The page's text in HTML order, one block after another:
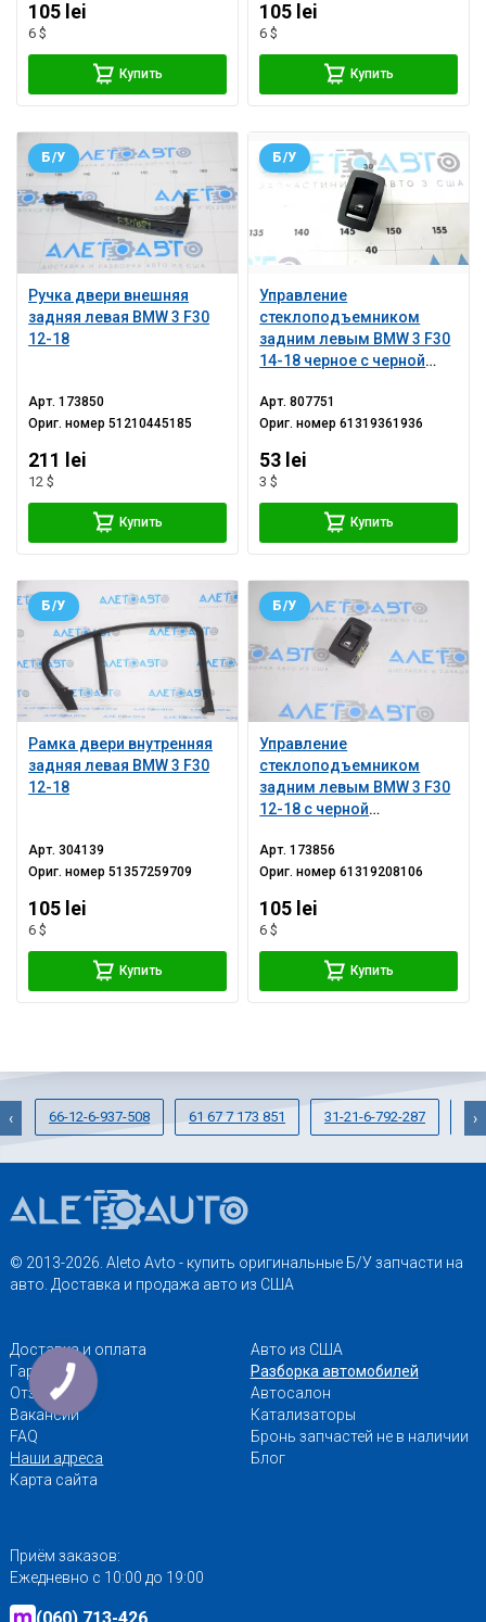
105 lei
6 $
Купить
105 lei
6 $
Купить
Ручка двери внешняя
задняя левая BMW 3 F30
12-18
Б/У
Арт.173850
Ориг. номер51210445185
211 lei
12 $
Купить
Управление
стеклоподъемником
задним левым BMW 3 F30
14-18 черное с черной
Б/У
Арт.807751
Ориг. номер61319361936
53 lei
3 $
Купить
Рамка двери внутренняя
задняя левая BMW 3 F30
12-18
Б/У
Арт.304139
Ориг. номер51357259709
105 lei
6 $
Купить
Управление
стеклоподъемником
задним левым BMW 3 F30
12-18 с черной
Б/У
Арт.173856
Ориг. номер61319208106
105 lei
6 $
Купить
66-12-6-937-508 61 67 7 173 851 31-21-6-792-287
‹ ›
© 2013-2026. Aleto Avto - купить оригинальные Б/У запчасти на
авто. Доставка и продажа авто из США
Доставка и оплата
Гарантии
Отзывы
Вакансии
FAQ
Наши адреса
Карта сайта
Авто из США
Разборка автомобилей
Автосалон
Катализаторы
Бронь запчастей не в наличии
Блог
Приём заказов:
Ежедневно с 10:00 до 19:00
(060) 713-426